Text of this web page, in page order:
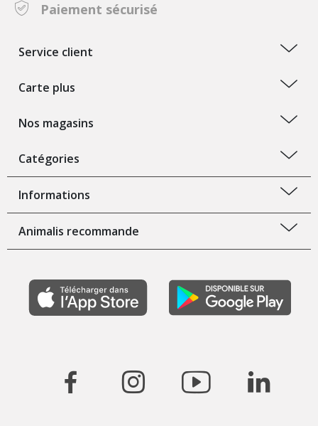
Paiement sécurisé
Service client
Carte plus
Nos magasins
Catégories
Informations
Animalis recommande